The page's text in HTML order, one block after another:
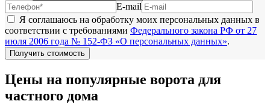
E-mail
Я соглашаюсь на обработку моих персональных данных в
соответствии с требованиями Федерального закона РФ от 27
июля 2006 года № 152-ФЗ «О персональных данных».
Цены на популярные ворота для
частного дома